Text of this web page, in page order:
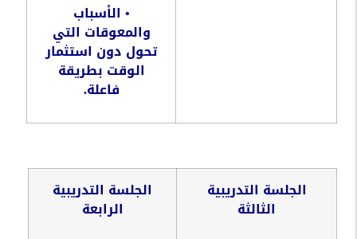
• الأسباب
والمعوقات التي
تحول دون استثمار
الوقت بطريقة
فاعلة.
الجلسة التدريبية
الثالثة
الجلسة التدريبية
الرابعة